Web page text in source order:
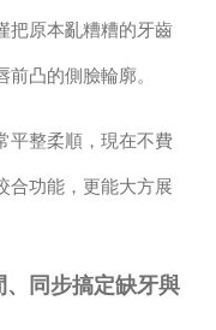
把原本亂糟糟的牙齒
凸的側臉輪廓。
平整柔順，現在不費
合功能，更能大方展
同步搞定缺牙與